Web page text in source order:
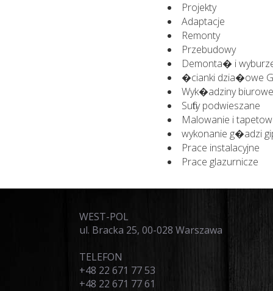
Projekty
Adaptacje
Remonty
Przebudowy
Demonta� i
�cianki dzia�owe
Wyk�adziny biurowe
Sufity podwieszane
Malowanie i
wykonanie g�adzi
Prace instalacyjne
Prace glazurnicze
WEST-POL
ul. Bracka 25, 00-028 Warszawa
TELEFON
+48 22 671 77 53
+48 22 671 77 61